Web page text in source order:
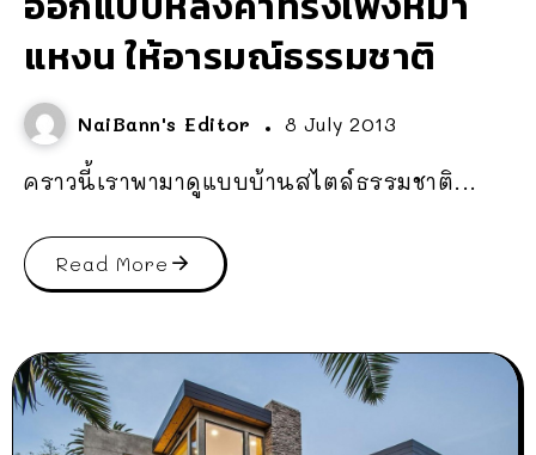
แหงน ให้อารมณ์ธรรมชาติ
NaiBann's Editor 8 July 2013
คราวนี้เราพามาดูแบบบ้านสไตล์ธรรมชาติ...
Read More